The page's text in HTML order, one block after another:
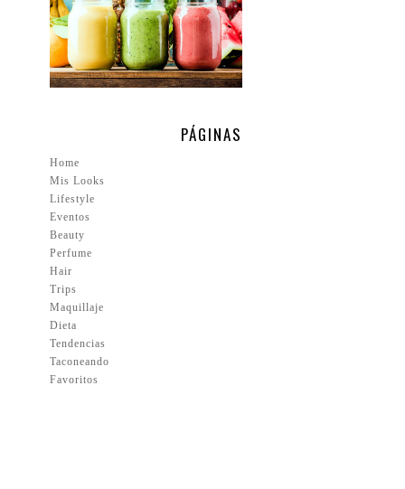
PÁGINAS
Home
Mis Looks
Lifestyle
Eventos
Beauty
Perfume
Hair
Trips
Maquillaje
Dieta
Tendencias
Taconeando
Favoritos